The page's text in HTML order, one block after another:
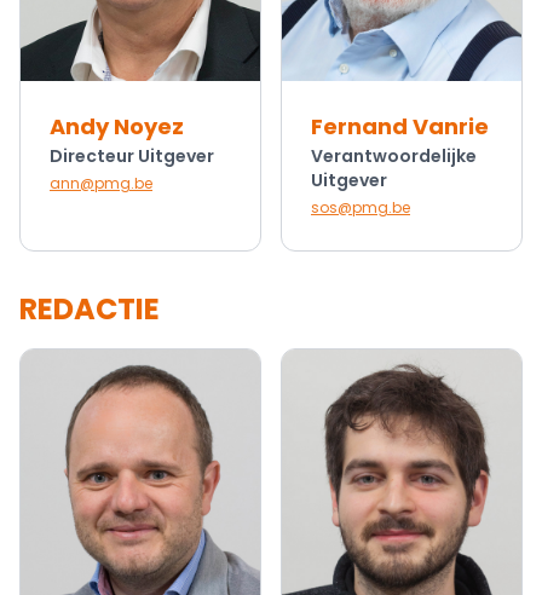
Andy Noyez
Directeur Uitgever
ann@pmg.be
Fernand Vanrie
Verantwoordelijke
Uitgever
sos@pmg.be
REDACTIE